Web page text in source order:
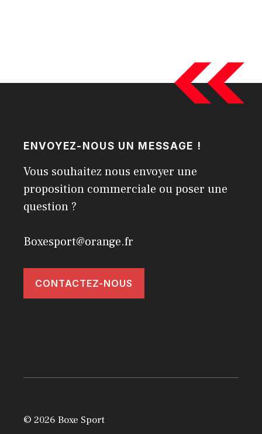
ENVOYEZ-NOUS UN MESSAGE !
Vous souhaitez nous envoyer une
proposition commerciale ou poser une
question ?
Boxesport@orange.fr
CONTACTEZ-NOUS
© 2026 Boxe Sport